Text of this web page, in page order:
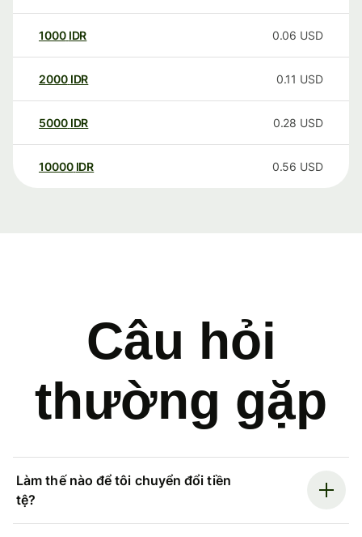
1000 IDR 0.06 USD
2000 IDR 0.11 USD
5000 IDR 0.28 USD
10000 IDR 0.56 USD
Câu hỏi
thường gặp
Làm thế nào để tôi chuyển đổi tiền
tệ?